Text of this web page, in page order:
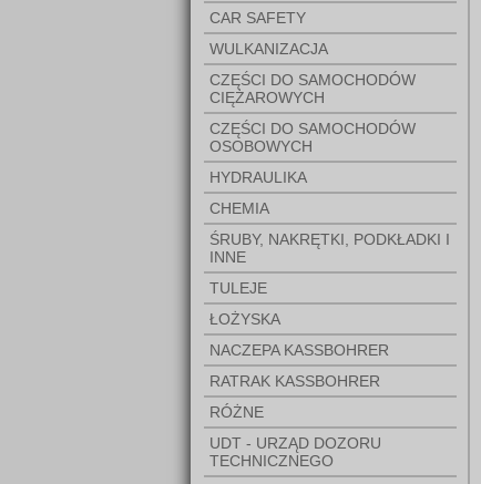
CAR SAFETY
WULKANIZACJA
CZĘŚCI DO SAMOCHODÓW
CIĘŻAROWYCH
CZĘŚCI DO SAMOCHODÓW
OSOBOWYCH
HYDRAULIKA
CHEMIA
ŚRUBY, NAKRĘTKI, PODKŁADKI I
INNE
TULEJE
ŁOŻYSKA
NACZEPA KASSBOHRER
RATRAK KASSBOHRER
RÓŻNE
UDT - URZĄD DOZORU
TECHNICZNEGO